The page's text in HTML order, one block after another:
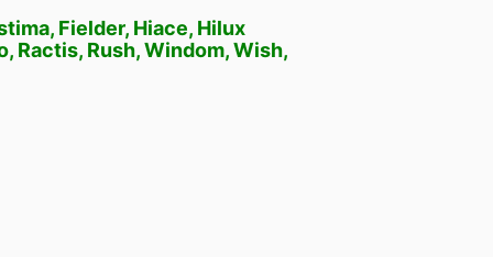
Fielder, Hiace, Hilux
Ractis, Rush, Windom, Wish,